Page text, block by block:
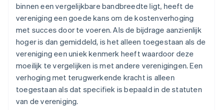
binnen een vergelijkbare bandbreedte ligt, heeft de
vereniging een goede kans om de kostenverhoging
met succes door te voeren. Als de bijdrage aanzienlijk
hoger is dan gemiddeld, is het alleen toegestaan als de
vereniging een uniek kenmerk heeft waardoor deze
moeilijk te vergelijken is met andere verenigingen. Een
verhoging met terugwerkende kracht is alleen
toegestaan als dat specifiek is bepaald in de statuten
van de vereniging.